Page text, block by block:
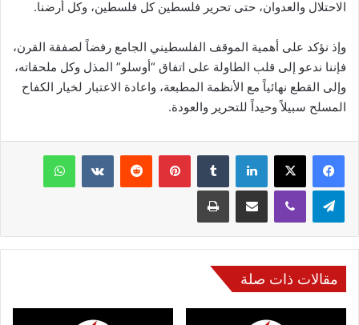
الاحتلال والعدوان، حتى تحرير فلسطين كل فلسطين، وكل أرضنا.
وإذ نؤكد على أهمية الموقف الفلسطيني الجامع رفضاً لصفقة القرن،
فإننا ندعو إلى قلب الطاولة على اتفاق “أوسلو” المذل وكل ملحقاته،
وإلى القطع نهائياً مع الأنظمة المطبعة، واعادة الاعتبار لخيار الكفاح
المسلح سبيلاً وحيداً للتحرير والعودة.
فيسبوك لينكدإن بينتيريست
مقالات ذات صلة